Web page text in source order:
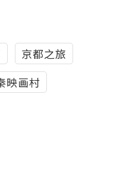
京都之旅
映画村